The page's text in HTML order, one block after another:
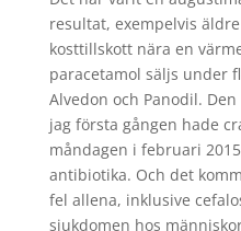
resultat, exempelvis
kosttillskott nära en
paracetamol säljs under
Alvedon och Panodil.
jag första gången hade
måndagen i februari
antibiotika. Och det
fel allena, inklusive
sjukdomen hos